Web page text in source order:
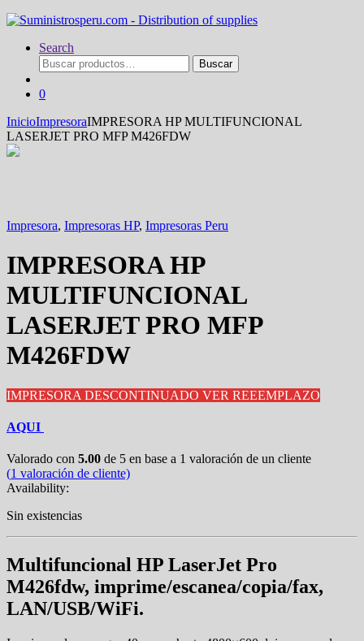
Search
Buscar
por:
Buscar
0
InicioImpresoraIMPRESORA HP MULTIFUNCIONAL
LASERJET PRO MFP M426FDW
Impresora, Impresoras HP, Impresoras Peru
IMPRESORA HP
MULTIFUNCIONAL
LASERJET PRO MFP
M426FDW
IMPRESORA DESCONTINUADO VER REEEMPLAZO
AQUI
Valorado con 5.00 de 5 en base a 1 valoración de un cliente
(1 valoración de cliente)
Availability:
Sin existencias
Multifuncional HP LaserJet Pro
M426fdw, imprime/escanea/copia/fax,
LAN/USB/WiFi.